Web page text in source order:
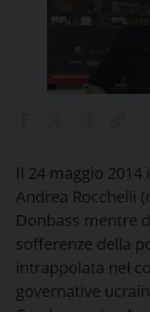
Il 24 maggio
Andrea Rocchelli
Donbass mentre
sofferenze della
intrappolata nel
governative